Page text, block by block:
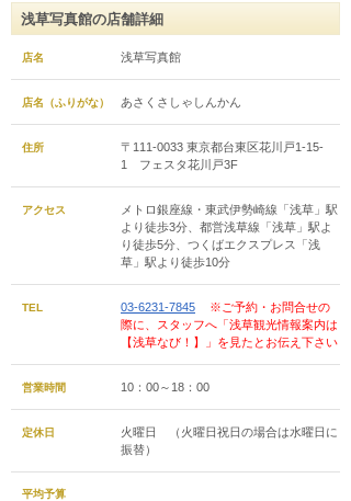
浅草写真館の店舗詳細
店名 浅草写真館
店名（ふりがな） あさくさしゃしんかん
住所
〒111-0033 東京都台東区花川戸1-15-
1 フェスタ花川戸3F
アクセス
メトロ銀座線・東武伊勢崎線「浅草」駅
より徒歩3分、都営浅草線「浅草」駅よ
り徒歩5分、つくばエクスプレス「浅
草」駅より徒歩10分
TEL 03-6231-7845
※ご予約・お問合せの
際に、スタッフへ「浅草観光情報案内は
【浅草なび！】」を見たとお伝え下さい
営業時間 10：00～18：00
定休日
火曜日 （火曜日祝日の場合は水曜日に
振替）
平均予算